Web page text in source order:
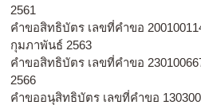
2561
คำขอสิทธิบัตร เลขที่คำขอ
กุมภาพันธ์ 2563
คำขอสิทธิบัตร เลขที่คำขอ
2566
คำขออนุสิทธิบัตร เลขที่คำขอ